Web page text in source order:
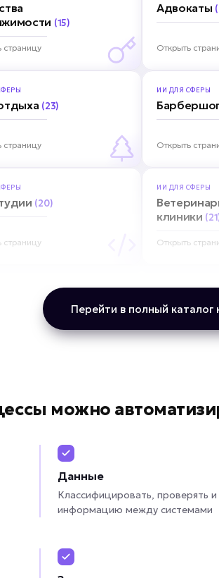
(15)
страницу
Адвокаты
Открыть
(23)
страницу
ИИ ДЛЯ СФЕРЫ
Открыть
(20)
страницу
ИИ ДЛЯ СФЕРЫ
клиники
Открыть
Перейти в полный каталог
можно
Данные
Классифицировать, проверять и
информацию между системами